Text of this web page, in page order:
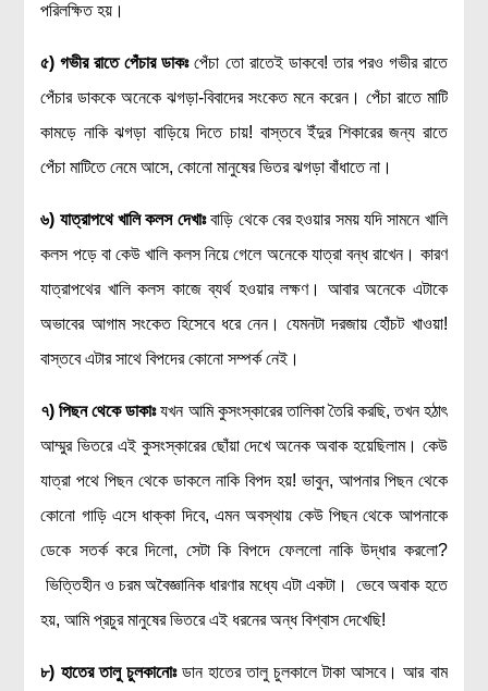
রিভিউ (বই/মুভি/সিরিজ)
আবিষ্কারের গল্প
বিজ্ঞান নিয়ে কার্টুন
বাংলাদেশের কথা
পরিলক্ষিত হয়।
৫) গভীর রাতে পেঁচার ডাকঃপেঁচা তো রাতেই ডাকবে! তার পরও গভীর রাতে
পেঁচার ডাককে অনেকে ঝগড়া-বিবাদের সংকেত মনে করেন। পেঁচা রাতে মাটি
কামড়ে নাকি ঝগড়া বাড়িয়ে দিতে চায়! বাস্তবে ইঁদুর শিকারের জন্য রাতে
পেঁচা মাটিতে নেমে আসে, কোনো মানুষের ভিতর ঝগড়া বাঁধাতে না।
৬) যাত্রাপথে খালি কলস দেখাঃবাড়ি থেকে বের হওয়ার সময় যদি সামনে খালি
কলস পড়ে বা কেউ খালি কলস নিয়ে গেলে অনেকে যাত্রা বন্ধ রাখেন। কারণ
যাত্রাপথের খালি কলস কাজে ব্যর্থ হওয়ার লক্ষণ। আবার অনেকে এটাকে
অভাবের আগাম সংকেত হিসেবে ধরে নেন। যেমনটা দরজায় হোঁচট খাওয়া!
বাস্তবে এটার সাথে বিপদের কোনো সম্পর্ক নেই।
৭) পিছন থেকে ডাকাঃযখন আমি কুসংস্কারের তালিকা তৈরি করছি, তখন হঠাৎ
আম্মুর ভিতরে এই কুসংস্কারের ছোঁয়া দেখে অনেক অবাক হয়েছিলাম। কেউ
যাত্রা পথে পিছন থেকে ডাকলে নাকি বিপদ হয়! ভাবুন, আপনার পিছন থেকে
কোনো গাড়ি এসে ধাক্কা দিবে, এমন অবস্থায় কেউ পিছন থেকে আপনাকে
ডেকে সতর্ক করে দিলো, সেটা কি বিপদে ফেললো নাকি উদ্ধার করলো?
ভিত্তিহীন ও চরম অবৈজ্ঞানিক ধারণার মধ্যে এটা একটা। ভেবে অবাক হতে
হয়, আমি প্রচুর মানুষের ভিতরে এই ধরনের অন্ধ বিশ্বাস দেখেছি!
৮) হাতের তালু চুলকানোঃডান হাতের তালু চুলকালে টাকা আসবে। আর বাম